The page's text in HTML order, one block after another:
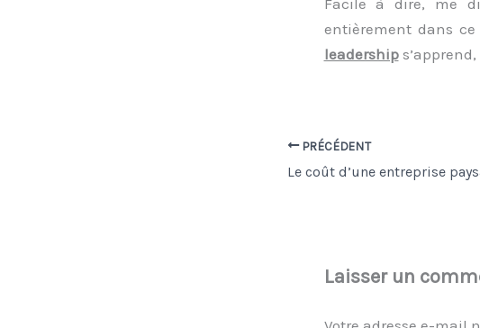
Facile à dire, me
entièrement dans ce
leaderships’apprend,
PRÉCÉDENT
Le coût d’une entreprise
Laisser un